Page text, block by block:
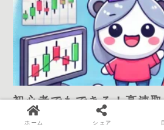
初心者でもできる！高速
利益を目指す方法
ホーム シェア